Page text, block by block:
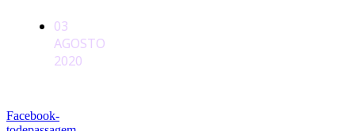
03
AGOSTO
2020
Facebook-